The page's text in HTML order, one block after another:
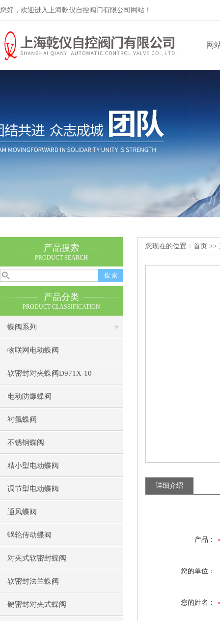
您好，欢迎进入上海乾仪自控阀门有限公司网站！
网
产品搜索
PRODUCT SEARCH
产品分类
PRODUCT CLASSIFICATION
蝶阀系列
物联网电动蝶阀
软密封对夹蝶阀D971X-10
电动防爆蝶阀
衬氟蝶阀
不锈钢蝶阀
精小型电动蝶阀
调节型电动蝶阀
通风蝶阀
蜗轮传动蝶阀
对夹式软密封蝶阀
软密封法兰蝶阀
硬密封对夹式蝶阀
您现在的位置： 首页 >>
详细介绍
产品：
您的单位：
您的姓名：